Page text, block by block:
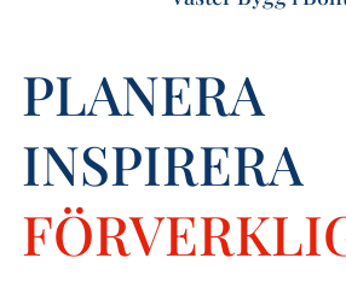
PLANERA
INSPIRERA